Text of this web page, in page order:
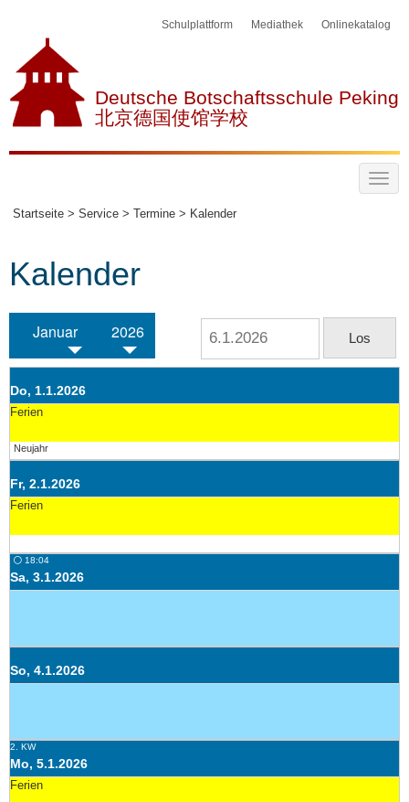
Onlinekatalog
Mediathek
Schulplattform
Deutsche Botschaftsschule Peking
北京德国使馆学校
Startseite > Service > Termine > Kalender
Kalender
Januar 2026
Do, 1.1.2026
Ferien
Neujahr
Fr, 2.1.2026
Ferien
⚪ 18:04
Sa, 3.1.2026
So, 4.1.2026
2. KW
Mo, 5.1.2026
Ferien